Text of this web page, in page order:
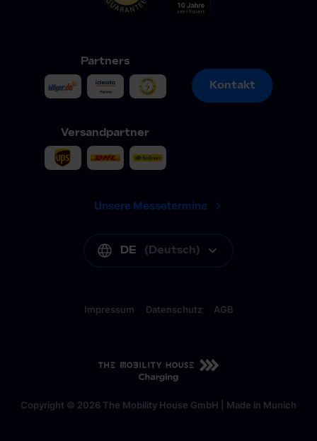
Partners
Versandpartner
Kontakt
Kontakt
Unsere Messetermine
DE (Deutsch)
Copyright © 2026 The Mobility House GmbH | Made in Munich
Impressum Datenschutz AGB